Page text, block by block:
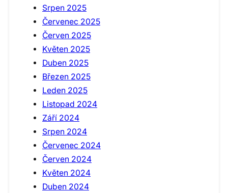
Srpen 2025
Červenec 2025
Červen 2025
Květen 2025
Duben 2025
Březen 2025
Leden 2025
Listopad 2024
Září 2024
Srpen 2024
Červenec 2024
Červen 2024
Květen 2024
Duben 2024